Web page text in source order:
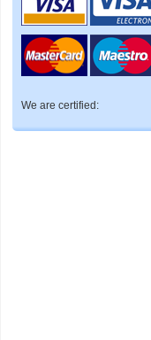
We are certified: